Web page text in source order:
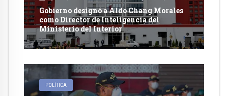
Gobierno designó a Aldo Chang Morales
como Director de Inteligencia del
Ministerio del Interior
POLÍTICA